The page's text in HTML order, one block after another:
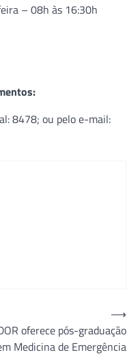
– 08h às 16:30h
8478; ou pelo e-mail:
oferece pós-graduação
Medicina de Emergência
⟶